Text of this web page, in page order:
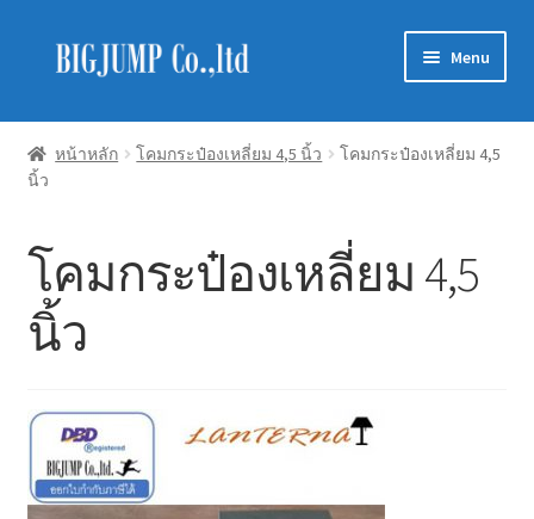
Skip
Skip
Menu
Schneider Electric
Philips Lighting
EVE Lighting
MEAN WELL
LUXRAM
GATA
หน้าหลัก โคมกระป๋องเหลี่ยม 4,5 นิ้ว
โคมกระป๋องเหลี่ยม 4,5
นิ้ว
โคมกระป๋องเหลี่ยม 4,5
นิ้ว